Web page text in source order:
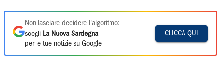
Non lasciare decidere l'algoritmo:
scegli La Nuova Sardegna
per le tue notizie su Google
CLICCA QUI